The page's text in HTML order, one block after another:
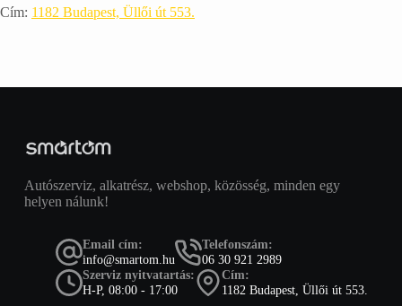
Cím: 1182 Budapest, Üllői út 553.
Autószerviz, alkatrész, webshop, közösség, minden egy
helyen nálunk!
Email cím:
info@smartom.hu
Telefonszám:
06 30 921 2989
Szerviz nyitvatartás:
H-P, 08:00 - 17:00
Cím:
1182 Budapest, Üllői út 553.